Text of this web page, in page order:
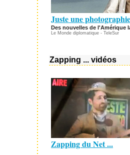
Juste une
Des nouvelles de l'Amérique
Le Monde diplomatique - TeleSur
Zapping ... vidéos
Zapping du Net ...